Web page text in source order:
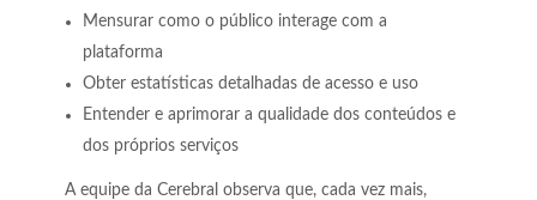
Mensurar como o público interage com a
plataforma
Obter estatísticas detalhadas de acesso e uso
Entender e aprimorar a qualidade dos conteúdos e
dos próprios serviços
A equipe da Cerebral observa que, cada vez mais,